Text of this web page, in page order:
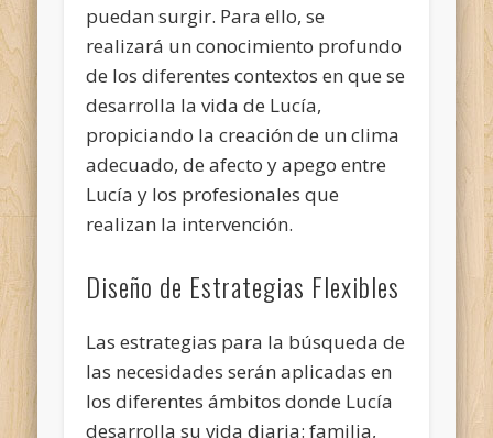
puedan surgir. Para ello, se
realizará un conocimiento profundo
de los diferentes contextos en que se
desarrolla la vida de Lucía,
propiciando la creación de un clima
adecuado, de afecto y apego entre
Lucía y los profesionales que
realizan la intervención.
Diseño de Estrategias Flexibles
Las estrategias para la búsqueda de
las necesidades serán aplicadas en
los diferentes ámbitos donde Lucía
desarrolla su vida diaria: familia,